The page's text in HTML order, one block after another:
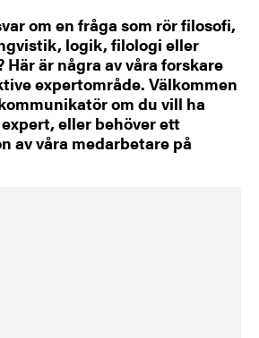
om en fråga som rör filosofi,
logik, filologi eller
är några av våra forskare
expertområde. Välkommen
om du vill ha
eller behöver ett
av våra medarbetare på